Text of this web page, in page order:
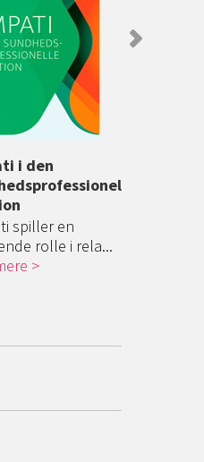
i den
spiller en
rolle i rela...
Infektionshygiejne i
praksis
læringsværktøj til
stude...